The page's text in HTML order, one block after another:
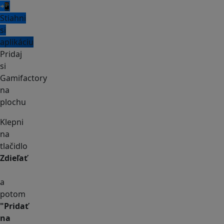
📲
Stiahni
si
aplikáciu
Pridaj
si
Gamifactory
na
plochu
Klepni
na
tlačidlo
Zdieľať
a
potom
"Pridať
na